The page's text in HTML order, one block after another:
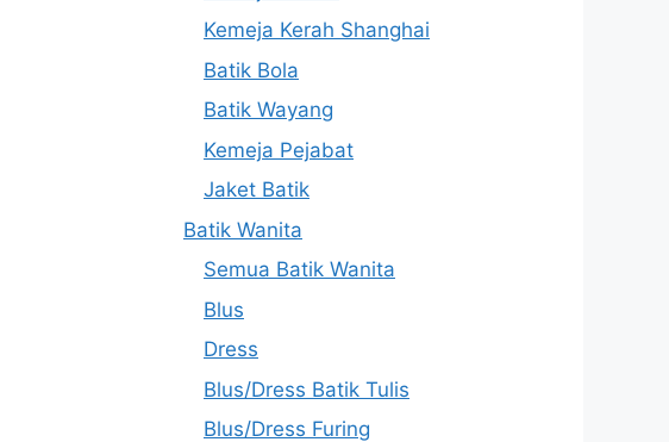
Kemeja Kerah Shanghai
Batik Bola
Batik Wayang
Kemeja Pejabat
Jaket Batik
Batik Wanita
Semua Batik Wanita
Blus
Dress
Blus/Dress Batik Tulis
Blus/Dress Furing